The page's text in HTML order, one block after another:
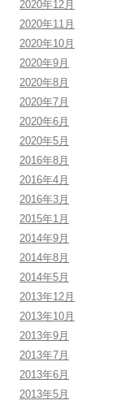
2020年12月
2020年11月
2020年10月
2020年9月
2020年8月
2020年7月
2020年6月
2020年5月
2016年8月
2016年4月
2016年3月
2015年1月
2014年9月
2014年8月
2014年5月
2013年12月
2013年10月
2013年9月
2013年7月
2013年6月
2013年5月